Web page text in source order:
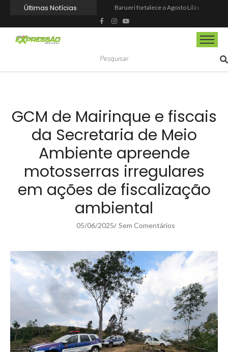
Últimas Notícias
Prefeitura inaugura Espaço Motoboy na Aldeia da Serra e amplia rede de apoio à categoria
Campeonato Municipal de Futebol de Campo 2026 abre inscrições para equipes de Mairinque
CIOESTE promove encontro para fortalecer liderança feminina, conexões e transformação social
GCM de Mairinque e fiscais
da Secretaria de Meio
Ambiente apreende
motosserras irregulares
em ações de fiscalização
ambiental
05/06/2025/ Sem Comentários